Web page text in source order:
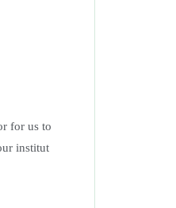
for us to
institut